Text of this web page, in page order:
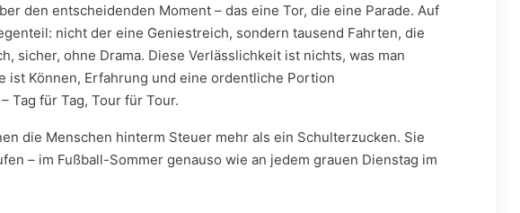
den entscheidenden Moment – das eine Tor, die eine Parade. Auf
nicht der eine Geniestreich, sondern tausend Fahrten, die
sicher, ohne Drama. Diese Verlässlichkeit ist nichts, was man
ist Können, Erfahrung und eine ordentliche Portion
Tag für Tag, Tour für Tour.
die Menschen hinterm Steuer mehr als ein Schulterzucken. Sie
– im Fußball-Sommer genauso wie an jedem grauen Dienstag im